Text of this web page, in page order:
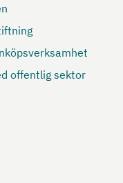
offentlig sektor